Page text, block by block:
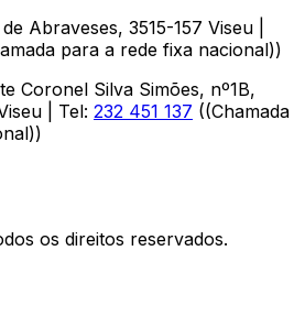
Abraveses, 3515-157 Viseu
para a rede fixa nacional))
Coronel Silva Simões, nº1B,
| Tel: 232 451 137 ((Chamada
)
os direitos reservados.